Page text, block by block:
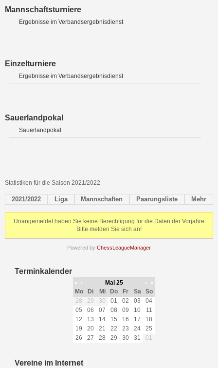
Mannschaftsturniere
Ergebnisse im Verbandsergebnisdienst
Einzelturniere
Ergebnisse im Verbandsergebnisdienst
Sauerlandpokal
Sauerlandpokal
Statistiken für die Saison 2021/2022
2021/2022 Liga Mannschaften Paarungsliste Mehr
Unangemeldet haben Sie keine Berechtigung für die Daten der Vorjahre
Bitte melden Sie sich an!
Powered by ChessLeagueManager
Terminkalender
« ‹ Mai 25 ›
»
Mo
Di Mi Do Fr Sa
So
28
29 30 01 02 03
04
05
06 07 08 09 10
11
12
13 14 15 16 17
18
19
20 21 22 23 24
25
26
27 28 29 30 31 01
Vereine im Internet